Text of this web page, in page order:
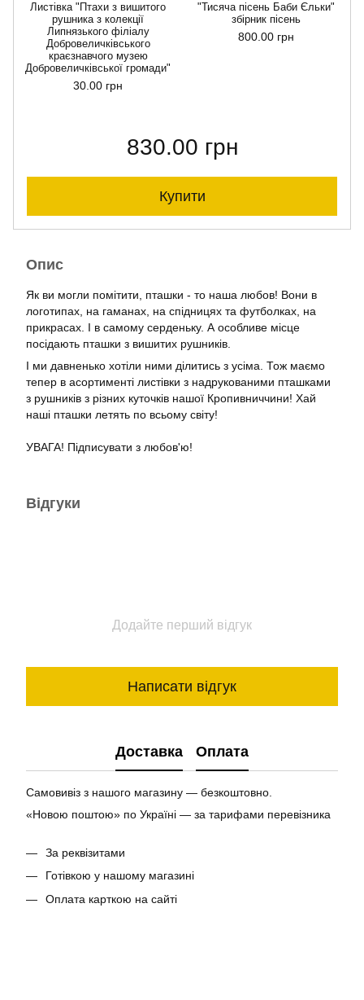
Листівка "Птахи з вишитого
рушника з колекції
Липнязького філіалу
Добровеличківського
краєзнавчого музею
Добровеличківської громади"
30.00 грн
"Тисяча пісень Баби Єльки"
збірник пісень
800.00 грн
830.00 грн
Купити
Опис
Як ви могли помітити, пташки - то наша любов! Вони в
логотипах, на гаманах, на спідницях та футболках, на
прикрасах. І в самому серденьку. А особливе місце
посідають пташки з вишитих рушників.
І ми давненько хотіли ними ділитись з усіма. Тож маємо
тепер в асортименті листівки з надрукованими пташками
з рушників з різних куточків нашої Кропивниччини! Хай
наші пташки летять по всьому світу!
УВАГА! Підписувати з любов'ю!
Відгуки
Додайте перший відгук
Написати відгук
Доставка Оплата
Самовивіз з нашого магазину — безкоштовно.
«Новою поштою» по Україні — за тарифами перевізника
За реквізитами
Готівкою у нашому магазині
Оплата карткою на сайті